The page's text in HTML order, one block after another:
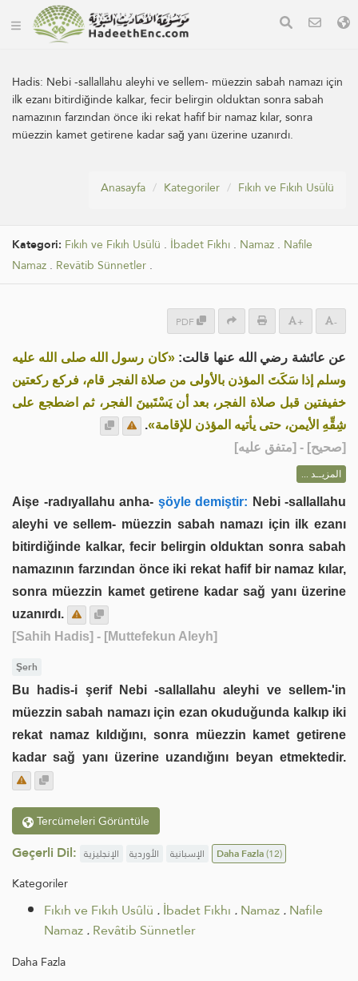
Hadis: Nebi -sallallahu aleyhi ve sellem- müezzin sabah namazı için
ilk ezanı bitirdiğinde kalkar, fecir belirgin olduktan sonra sabah
namazının farzından önce iki rekat hafif bir namaz kılar, sonra
müezzin kamet getirene kadar sağ yanı üzerine uzanırdı.
Anasayfa Kategoriler Fıkıh ve Fıkıh Usûlü
Kategori: Fıkıh ve Fıkıh Usûlü . İbadet Fıkhı . Namaz . Nafile
Namaz . Revâtib Sünnetler .
PDF + -
عن عائشة رضي الله عنها قالت:«كان رسول الله صلى الله عليه
وسلم إذا سَكَتَ المؤذن بالأولى من صلاة الفجر قام، فركع ركعتين
خفيفتين قبل صلاة الفجر، بعد أن يَسْتَبينَ الفجر، ثم اضطجع على
شِقِّهِ الأيمن، حتى يأتيه المؤذن للإقامة».
[صحيح] - [متفق عليه]
المزيــد ...
Aişe -radıyallahu anha- şöyle demiştir: Nebi -sallallahu
aleyhi ve sellem- müezzin sabah namazı için ilk ezanı
bitirdiğinde kalkar, fecir belirgin olduktan sonra sabah
namazının farzından önce iki rekat hafif bir namaz kılar,
sonra müezzin kamet getirene kadar sağ yanı üzerine
uzanırdı.
[Sahih Hadis] - [Muttefekun Aleyh]
Şerh
Bu hadis-i şerif Nebi -sallallahu aleyhi ve sellem-'in
müezzin sabah namazı için ezan okuduğunda kalkıp iki
rekat namaz kıldığını, sonra müezzin kamet getirene
kadar sağ yanı üzerine uzandığını beyan etmektedir.
Tercümeleri Görüntüle
Geçerli Dil: الإنجليزية الأوردية الإسبانية Daha Fazla(12)
Kategoriler
Fıkıh ve Fıkıh Usûlü .İbadet Fıkhı .Namaz.Nafile
Namaz.Revâtib Sünnetler
Daha Fazla